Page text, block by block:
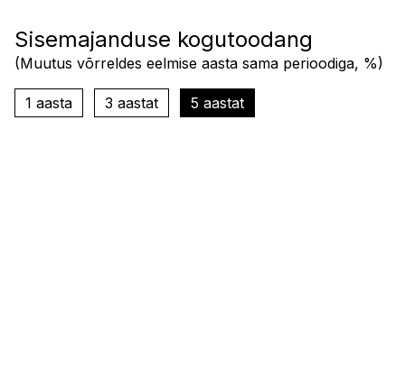
Sisemajanduse kogutoodang
(Muutus võrreldes eelmise aasta sama perioodiga, %)
1 aasta 3 aastat 5 aastat